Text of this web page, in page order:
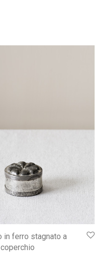
in ferro stagnato a